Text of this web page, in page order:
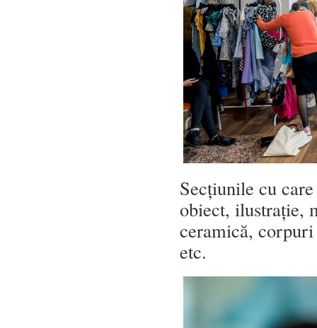
Secțiunile cu
obiect, ilustrație,
ceramică,
etc.